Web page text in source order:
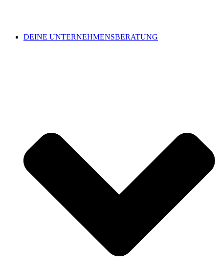
DEINE UNTERNEHMENSBERATUNG